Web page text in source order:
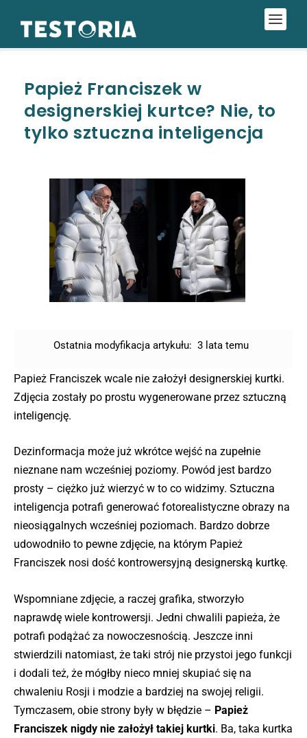
Papież Franciszek w
designerskiej kurtce? Nie, to
tylko sztuczna inteligencja
Ostatnia modyfikacja artykułu: 3 lata temu
Papież Franciszek wcale nie założył designerskiej kurtki.
Zdjęcia zostały po prostu wygenerowane przez sztuczną
inteligencję.
Dezinformacja może już wkrótce wejść na zupełnie
nieznane nam wcześniej poziomy. Powód jest bardzo
prosty – ciężko już wierzyć w to co widzimy. Sztuczna
inteligencja potrafi generować fotorealistyczne obrazy na
nieosiągalnych wcześniej poziomach. Bardzo dobrze
udowodniło to pewne zdjęcie, na którym Papież
Franciszek nosi dość kontrowersyjną designerską kurtkę.
Wspomniane zdjęcie, a raczej grafika, stworzyło
naprawdę wiele kontrowersji. Jedni chwalili papieża, że
potrafi podążać za nowoczesnością. Jeszcze inni
stwierdzili natomiast, że taki strój nie przystoi jego funkcji
i dodali też, że mógłby nieco mniej skupiać się na
chwaleniu Rosji i modzie a bardziej na swojej religii.
Tymczasem, obie strony były w błędzie – Papież
Franciszek nigdy nie założył takiej kurtki. Ba, taka kurtka